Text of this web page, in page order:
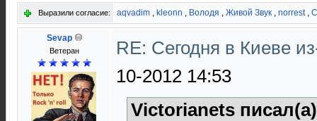
Выразили согласие: aqvadim , kleonn , Володя , Живой Звук , norrest,
Sevap
Ветеран
RE: Сегодня в Киеве
10-2012 14:53
Victorianets